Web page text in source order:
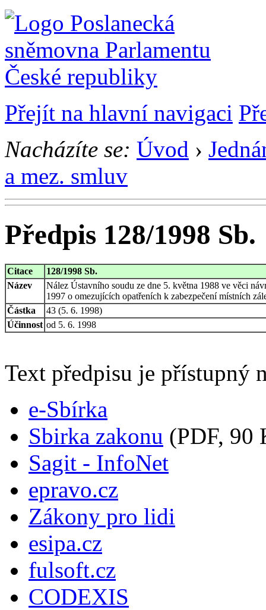
Přejít na hlavní navigaci
Nacházíte se: Úvod ›
a mez. smluv
Předpis 128/1998 Sb.
Citace
128/1998 Sb.
Název
Nález Ústavního soudu ze dne 5. května 1988 ve věci
1997 o omezujících opatřeních k zabezpečení místních
Částka
43 (5. 6. 1998)
Účinnost od 5. 6. 1998
Text předpisu je přístupný
e-Sbírka
Sbirka zakonu (PDF, 90
Sagit - InfoNet
epravo.cz
Zákony pro lidi
esipa.cz
fulsoft.cz
CODEXIS